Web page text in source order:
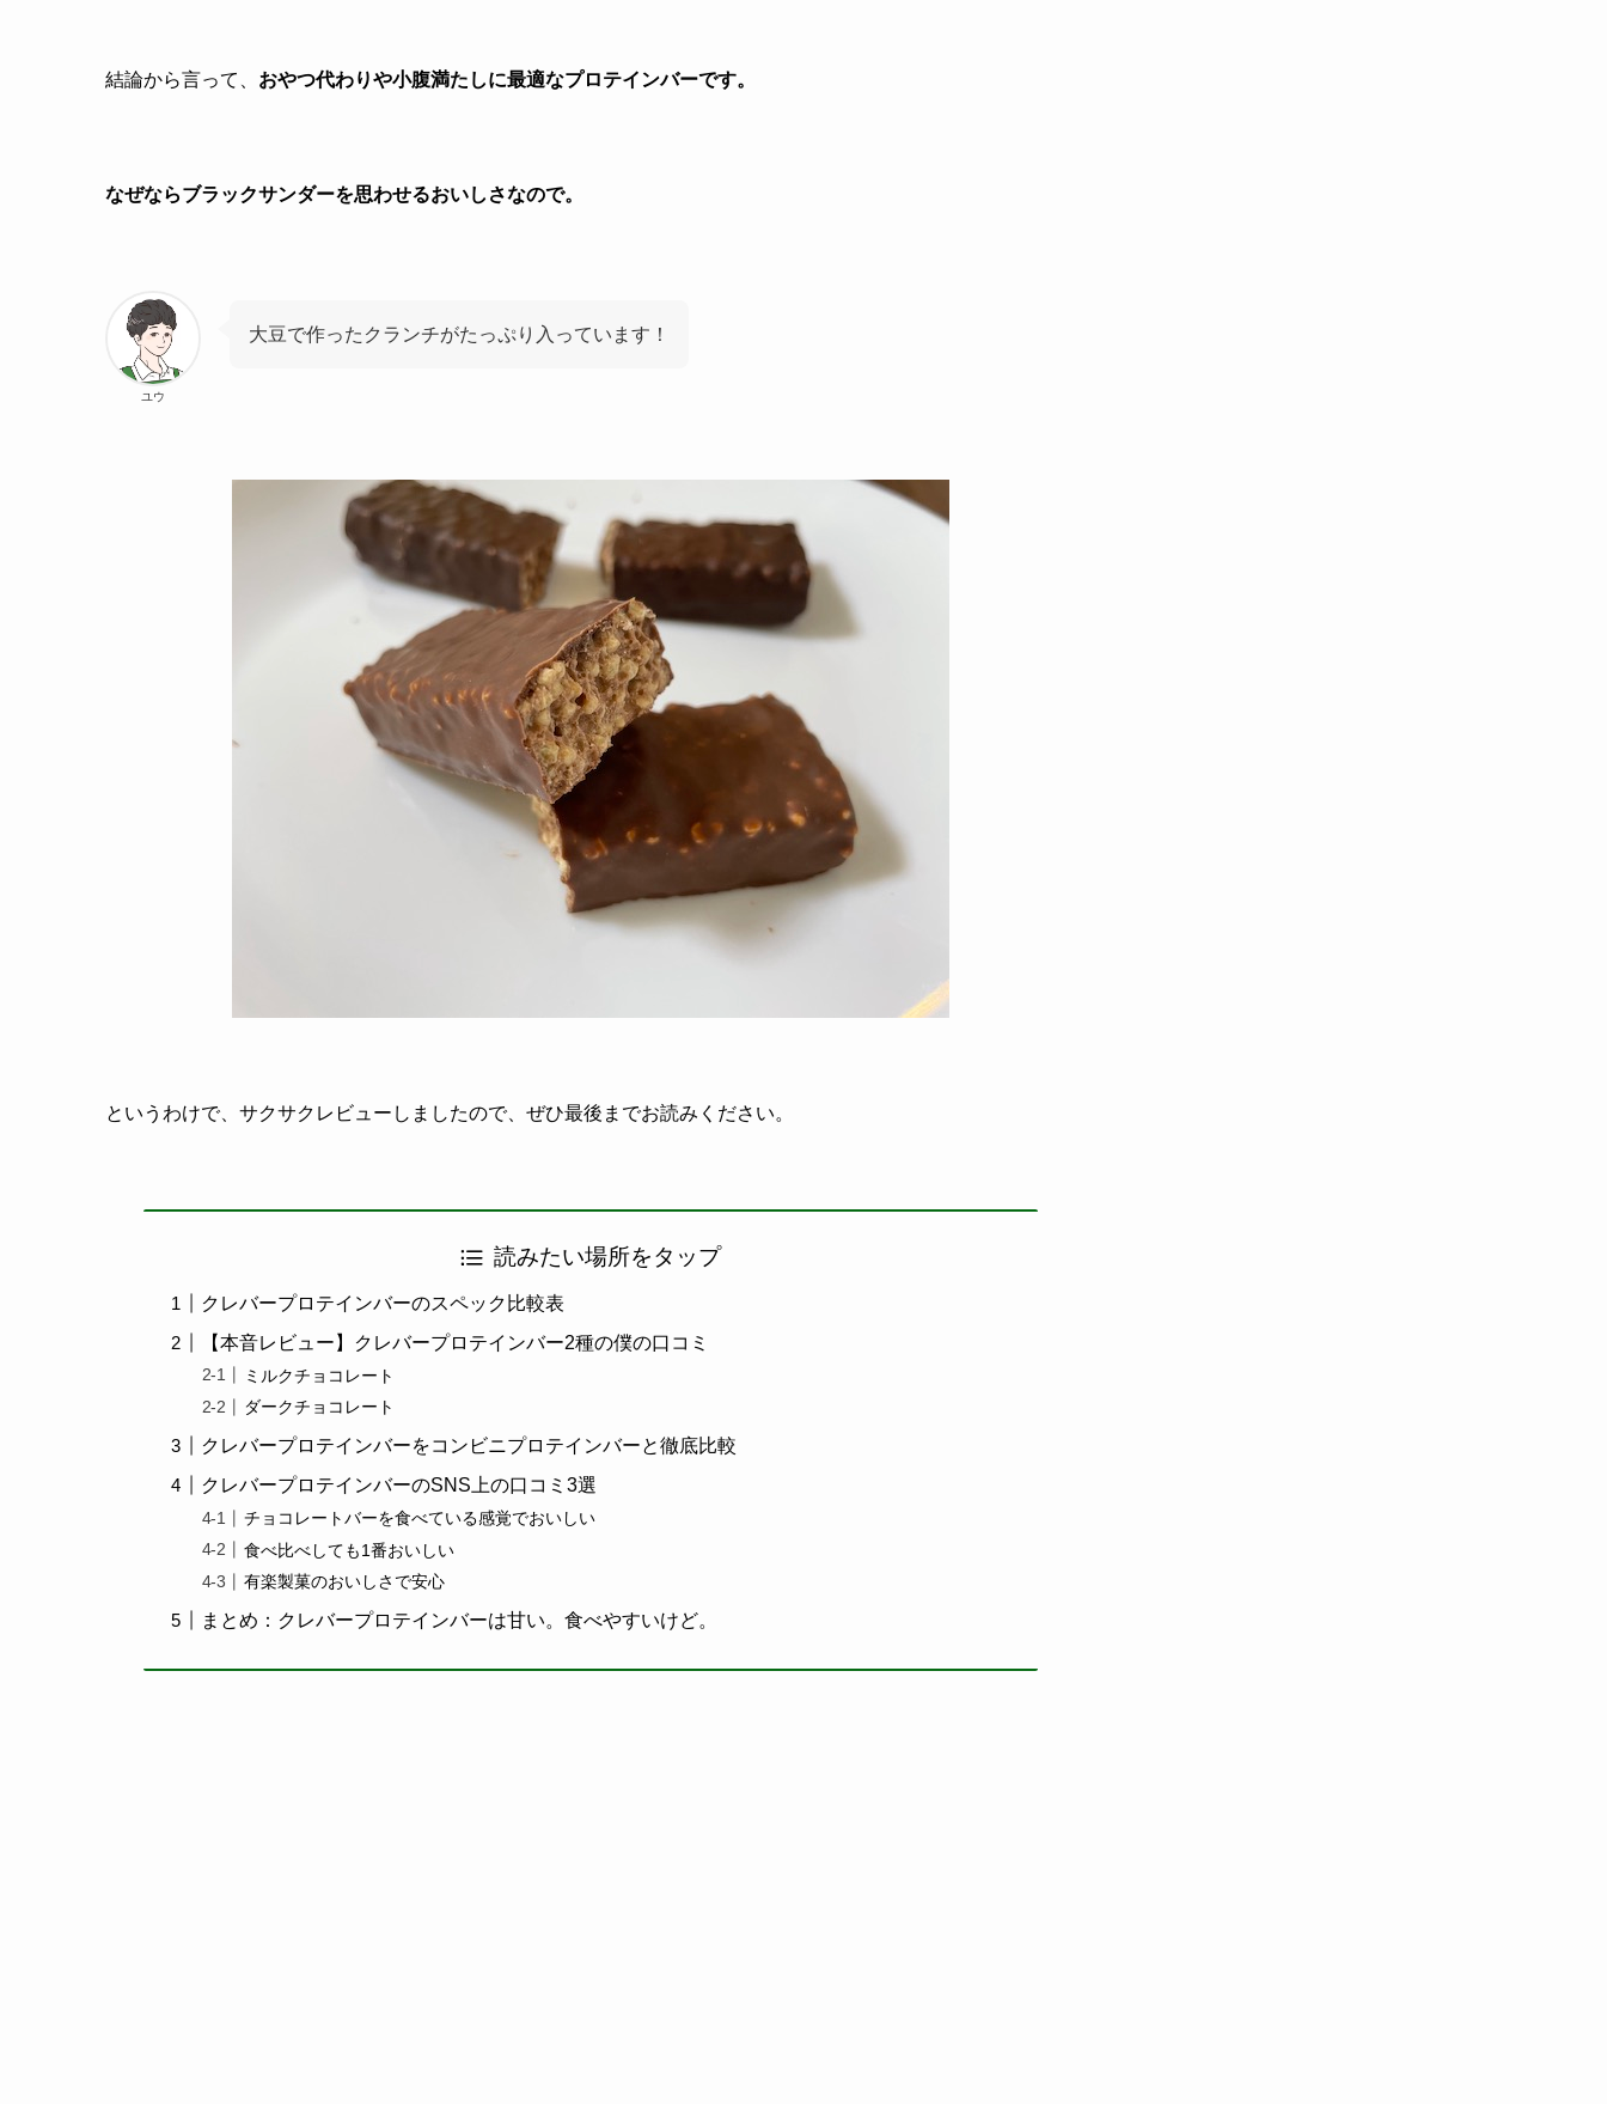
結論から言って、 おやつ代わりや小腹満たしに最適なプロテインバーです。
なぜならブラックサンダーを思わせるおいしさなので。
ユウ
大豆で作ったクランチがたっぷり入っています！
というわけで、サクサクレビューしましたので、ぜひ最後までお読みください。
読みたい場所をタップ
クレバープロテインバーのスペック比較表
【本音レビュー】クレバープロテインバー2種の僕の口コミ
ミルクチョコレート
ダークチョコレート
クレバープロテインバーをコンビニプロテインバーと徹底比較
クレバープロテインバーのSNS上の口コミ3選
チョコレートバーを食べている感覚でおいしい
食べ比べしても1番おいしい
有楽製菓のおいしさで安心
まとめ：クレバープロテインバーは甘い。食べやすいけど。